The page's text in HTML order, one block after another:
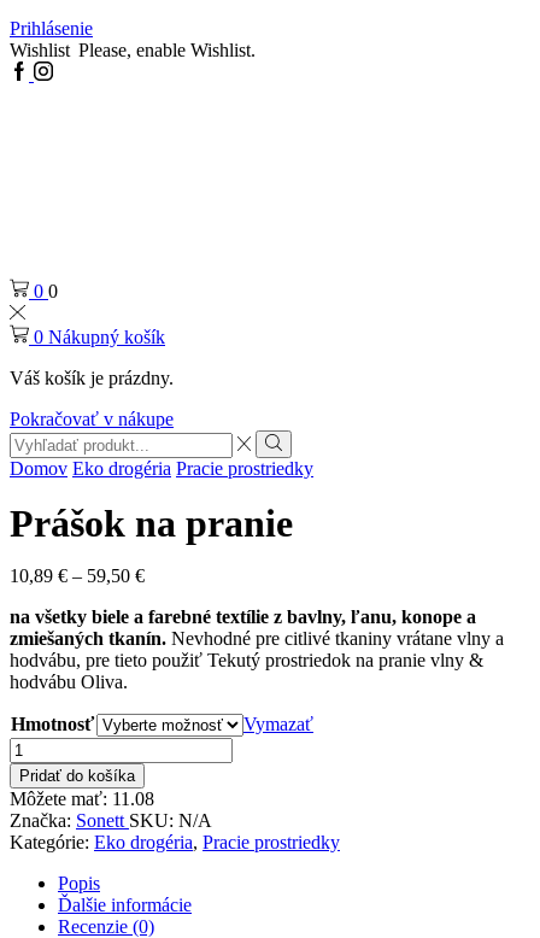
Prihlásenie
Wishlist Please, enable Wishlist.
Facebook
Instagram
0 0
0 Nákupný košík
Váš košík je prázdny.
Pokračovať v nákupe
Search
input
Search
Domov Eko drogéria Pracie prostriedky
Prášok na pranie
10,89 € – 59,50 €Price
10,89 €
through
59,50 €
na všetky biele a farebné textílie z bavlny, ľanu, konope a
zmiešaných tkanín. Nevhodné pre citlivé tkaniny vrátane vlny a
hodvábu, pre tieto použiť Tekutý prostriedok na pranie vlny &
hodvábu Oliva.
Hmotnosť
Vymazať
množstvo
Prášok
na
pranie
Pridať do košíka
Môžete mať: 11.08
Značka: Sonett SKU: N/A
Kategórie: Eko drogéria, Pracie prostriedky
Popis
Ďalšie informácie
Recenzie (0)